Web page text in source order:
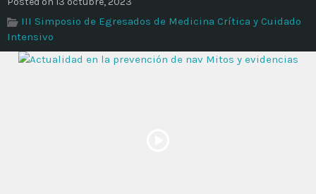
Time
III Simposio de Egresados de Medicina Crítica y Cuidado
Intensivo